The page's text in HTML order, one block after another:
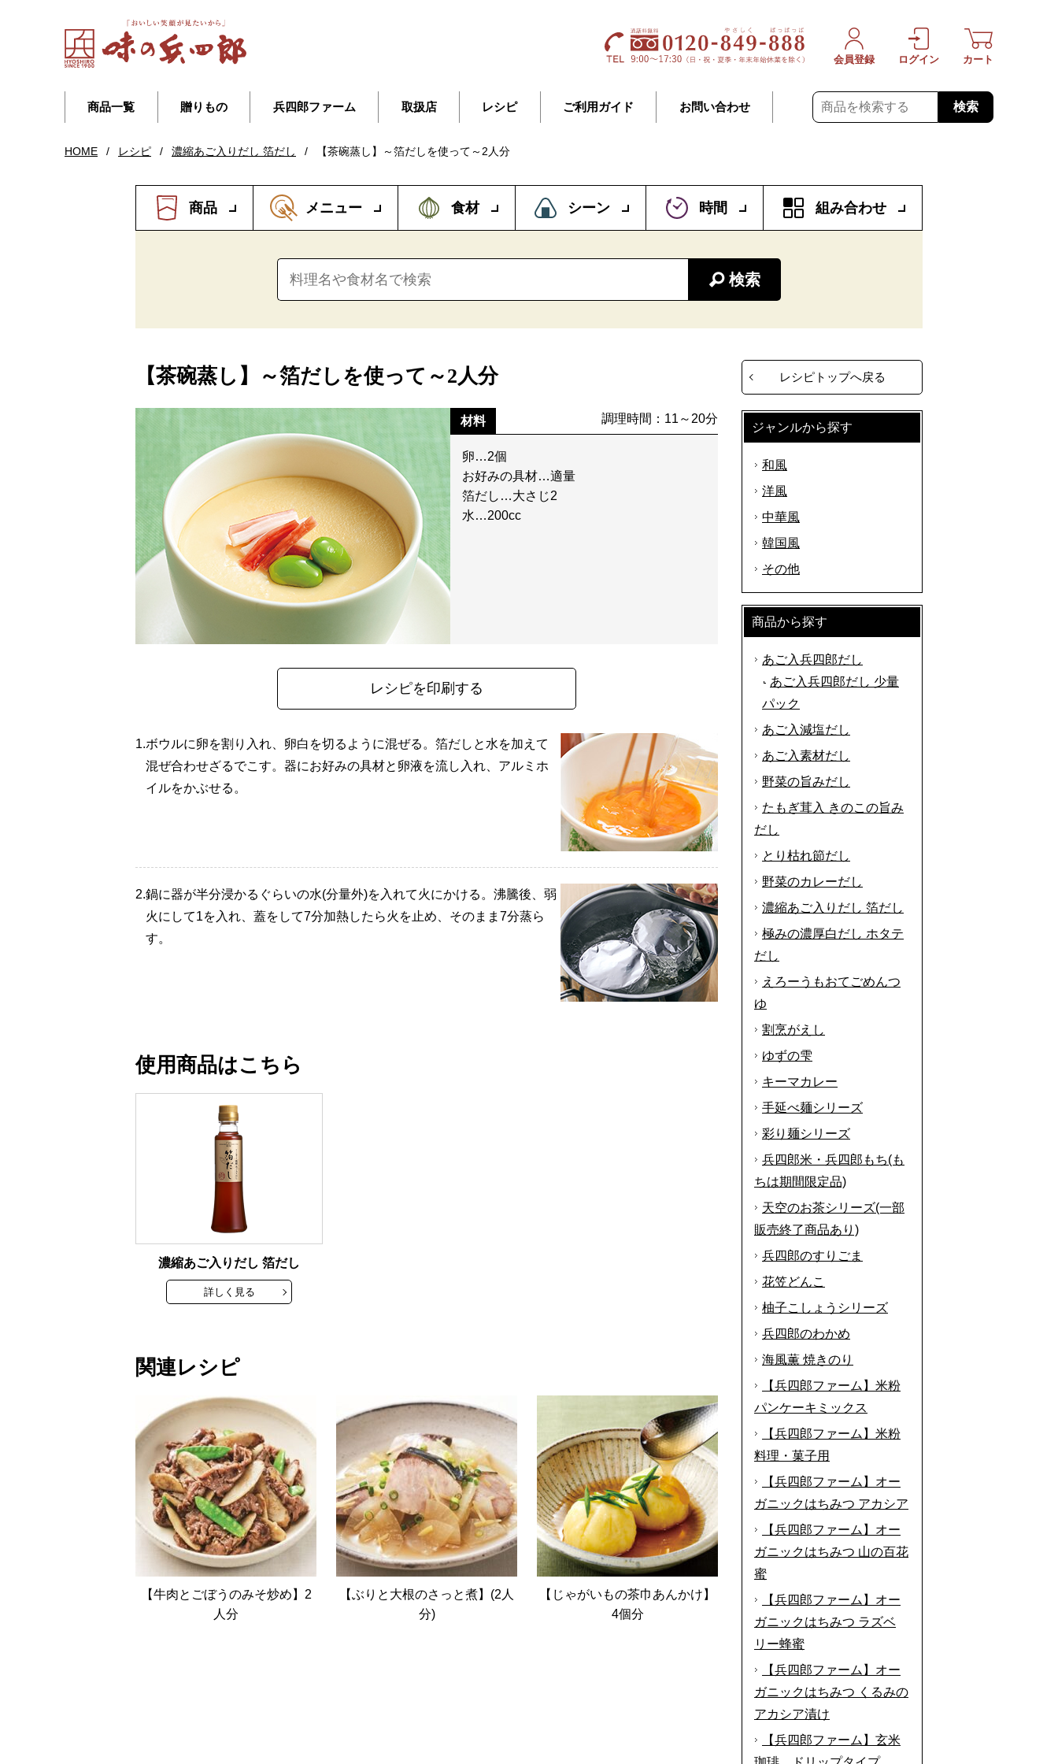
商品一覧 贈りもの 兵四郎ファーム 取扱店 レシピ ご利用ガイド お問い合わせ 検索
会員登録 ログイン カート
HOME / レシピ / 濃縮あご入りだし 箔だし / 【茶碗蒸し】～箔だしを使って～2人分
商品 メニュー 食材 シーン 時間 組み合わせ
検索
【茶碗蒸し】～箔だしを使って～2人分
材料 調理時間：11～20分
卵…2個
お好みの具材…適量
箔だし…大さじ2
水…200cc
レシピを印刷する
1.ボウルに卵を割り入れ、卵白を切るように混ぜる。箔だしと水を加えて
混ぜ合わせざるでこす。器にお好みの具材と卵液を流し入れ、アルミホ
イルをかぶせる。
2.鍋に器が半分浸かるぐらいの水(分量外)を入れて火にかける。沸騰後、弱
火にして1を入れ、蓋をして7分加熱したら火を止め、そのまま7分蒸ら
す。
使用商品はこちら
濃縮あご入りだし 箔だし
詳しく見る
関連レシピ
【牛肉とごぼうのみそ炒め】2
人分
【ぶりと大根のさっと煮】(2人
分)
【じゃがいもの茶巾あんかけ】
4個分
レシピトップへ戻る
ジャンルから探す
和風
洋風
中華風
韓国風
その他
商品から探す
あご入兵四郎だし
あご入兵四郎だし 少量
パック
あご入減塩だし
あご入素材だし
野菜の旨みだし
たもぎ茸入 きのこの旨み
だし
とり枯れ節だし
野菜のカレーだし
濃縮あご入りだし 箔だし
極みの濃厚白だし ホタテ
だし
えろーうもおてごめんつ
ゆ
割烹がえし
ゆずの雫
キーマカレー
手延べ麺シリーズ
彩り麺シリーズ
兵四郎米・兵四郎もち(も
ちは期間限定品)
天空のお茶シリーズ(一部
販売終了商品あり)
兵四郎のすりごま
花笠どんこ
柚子こしょうシリーズ
兵四郎のわかめ
海風薫 焼きのり
【兵四郎ファーム】米粉
パンケーキミックス
【兵四郎ファーム】米粉
料理・菓子用
【兵四郎ファーム】オー
ガニックはちみつ アカシア
【兵四郎ファーム】オー
ガニックはちみつ 山の百花
蜜
【兵四郎ファーム】オー
ガニックはちみつ ラズベ
リー蜂蜜
【兵四郎ファーム】オー
ガニックはちみつ くるみの
アカシア漬け
【兵四郎ファーム】玄米